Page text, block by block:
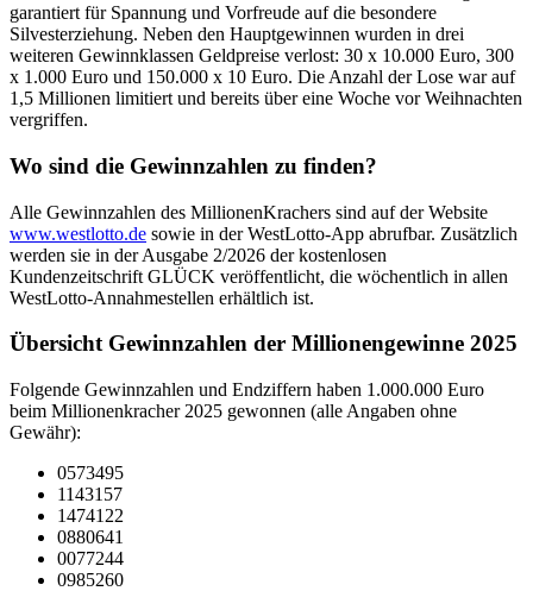
garantiert für Spannung und Vorfreude auf die besondere
Silvesterziehung. Neben den Hauptgewinnen wurden in drei
weiteren Gewinnklassen Geldpreise verlost: 30 x 10.000 Euro, 300
x 1.000 Euro und 150.000 x 10 Euro. Die Anzahl der Lose war auf
1,5 Millionen limitiert und bereits über eine Woche vor Weihnachten
vergriffen.
Wo sind die Gewinnzahlen zu finden?
Alle Gewinnzahlen des MillionenKrachers sind auf der Website
www.westlotto.de sowie in der WestLotto-App abrufbar. Zusätzlich
werden sie in der Ausgabe 2/2026 der kostenlosen
Kundenzeitschrift GLÜCK veröffentlicht, die wöchentlich in allen
WestLotto-Annahmestellen erhältlich ist.
Übersicht Gewinnzahlen der Millionengewinne 2025
Folgende Gewinnzahlen und Endziffern haben 1.000.000 Euro
beim Millionenkracher 2025 gewonnen (alle Angaben ohne
Gewähr):
0573495
1143157
1474122
0880641
0077244
0985260